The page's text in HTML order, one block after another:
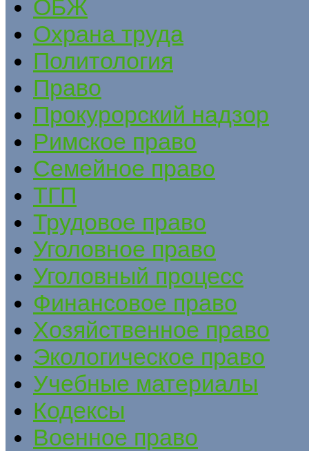
ОБЖ
Охрана труда
Политология
Право
Прокурорский надзор
Римское право
Семейное право
ТГП
Трудовое право
Уголовное право
Уголовный процесс
Финансовое право
Хозяйственное право
Экологическое право
Учебные материалы
Кодексы
Военное право